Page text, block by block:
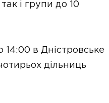
і групи до 10
в Дністровське
дільниць